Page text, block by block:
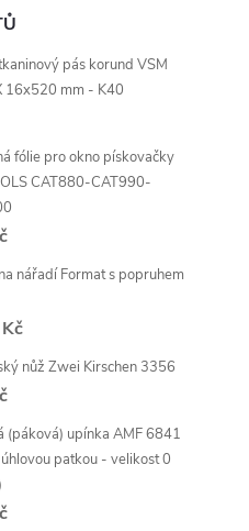
pás korund VSM
16x520 mm - K40
fólie pro okno pískovačky
CAT880-CAT990-
nářadí Format s popruhem
nůž Zwei Kirschen 3356
(páková) upínka AMF 6841
patkou - velikost 0